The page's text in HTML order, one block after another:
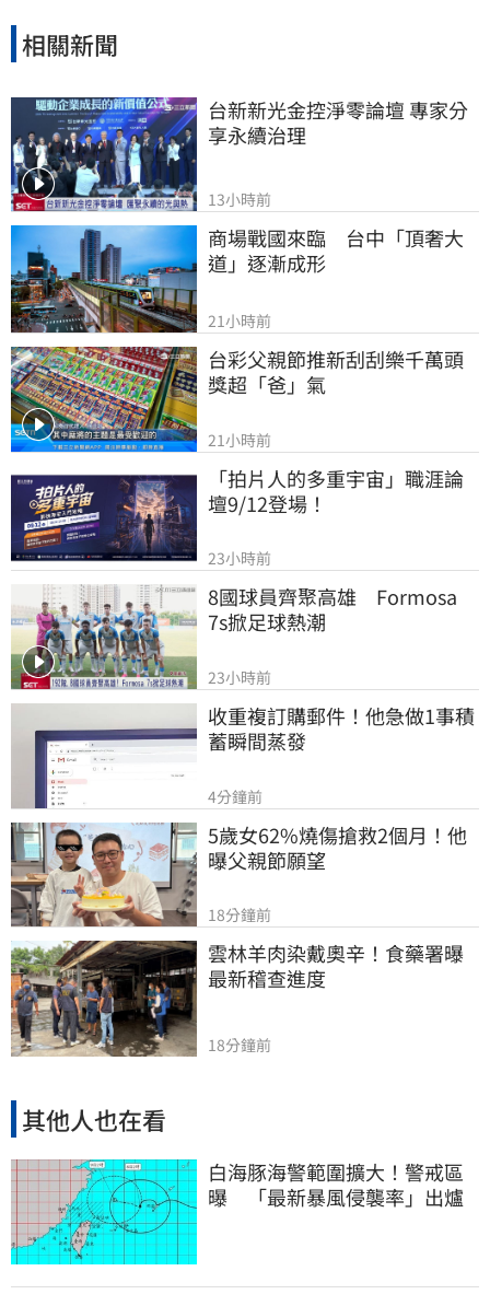
相關新聞
台新新光金控淨零論壇 專家分
享永續治理
13小時前
商場戰國來臨　台中「頂奢大
道」逐漸成形
21小時前
台彩父親節推新刮刮樂千萬頭
獎超「爸」氣
21小時前
「拍片人的多重宇宙」職涯論
壇9/12登場！
23小時前
8國球員齊聚高雄　Formosa
7s掀足球熱潮
23小時前
收重複訂購郵件！他急做1事積
蓄瞬間蒸發
4分鐘前
5歲女62%燒傷搶救2個月！他
曝父親節願望
18分鐘前
雲林羊肉染戴奧辛！食藥署曝
最新稽查進度
18分鐘前
其他人也在看
白海豚海警範圍擴大！警戒區
曝 「最新暴風侵襲率」出爐